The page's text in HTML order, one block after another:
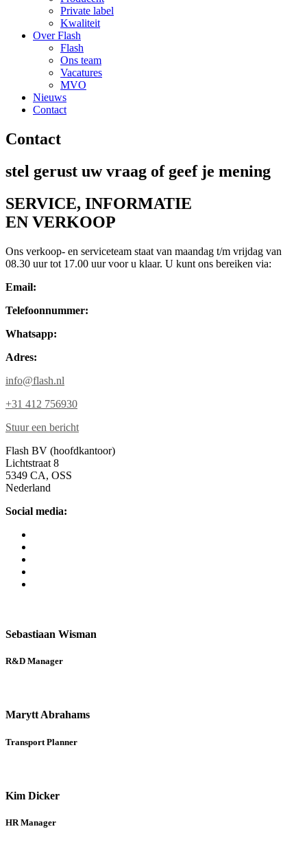
Private label
Kwaliteit
Over Flash
Flash
Ons team
Vacatures
MVO
Nieuws
Contact
Contact
stel gerust uw vraag of geef je mening
SERVICE, INFORMATIE
EN VERKOOP
Ons verkoop- en serviceteam staat van maandag t/m vrijdag van
08.30 uur tot 17.00 uur voor u klaar. U kunt ons bereiken via:
Email:
Telefoonnummer:
Whatsapp:
Adres:
info@flash.nl
+31 412 756930
Stuur een bericht
Flash BV (hoofdkantoor)
Lichtstraat 8
5349 CA, OSS
Nederland
Social media:
Sebastiaan Wisman
R&D Manager
Marytt Abrahams
Transport Planner
Kim Dicker
HR Manager